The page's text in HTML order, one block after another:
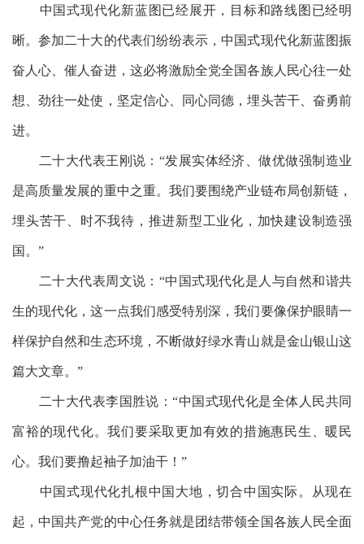
中国式现代化新蓝图已经展开，目标和路线图已经明
晰。参加二十大的代表们纷纷表示，中国式现代化新蓝图振
奋人心、催人奋进，这必将激励全党全国各族人民心往一处
想、劲往一处使，坚定信心、同心同德，埋头苦干、奋勇前
进。
二十大代表王刚说： “发展实体经济、做优做强制造业
是高质量发展的重中之重。我们要围绕产业链布局创新链，
埋头苦干、时不我待，推进新型工业化，加快建设制造强
国。”
二十大代表周文说： “中国式现代化是人与自然和谐共
生的现代化，这一点我们感受特别深，我们要像保护眼睛一
样保护自然和生态环境，不断做好绿水青山就是金山银山这
篇大文章。”
二十大代表李国胜说：“中国式现代化是全体人民共同
富裕的现代化。我们要采取更加有效的措施惠民生、暖民
心。我们要撸起袖子加油干！”
中国式现代化扎根中国大地，切合中国实际。从现在
起，中国共产党的中心任务就是团结带领全国各族人民全面